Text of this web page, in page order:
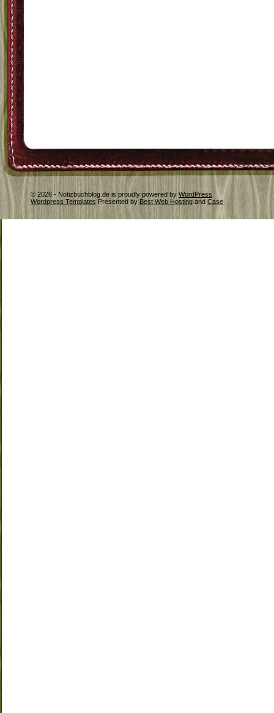
© 2026 - Notizbuchblog.de is proudly powered by WordPress
Wordpress Templates Presented by Best Web Hosting and Case